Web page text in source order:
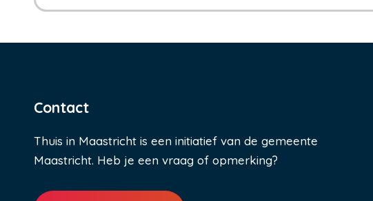
Contact
Thuis in Maastricht is een initiatief van de gemeente
Maastricht. Heb je een vraag of opmerking?